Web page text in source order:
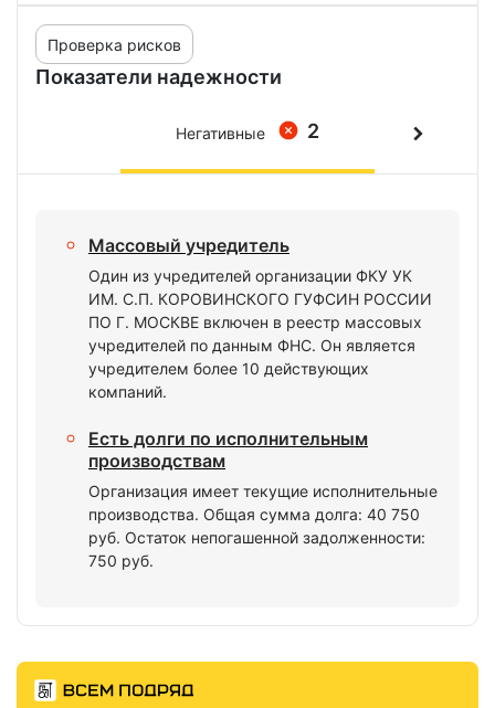
Показатели надежности
Проверка рисков
2
Негативные
Массовый учредитель
Один из учредителей организации ФКУ УК
ИМ. С.П. КОРОВИНСКОГО ГУФСИН РОССИИ
ПО Г. МОСКВЕ включен в реестр массовых
учредителей по данным ФНС. Он является
учредителем более 10 действующих
компаний.
Есть долги по исполнительным
производствам
Организация имеет текущие исполнительные
производства. Общая сумма долга: 40 750
руб. Остаток непогашенной задолженности:
750 руб.